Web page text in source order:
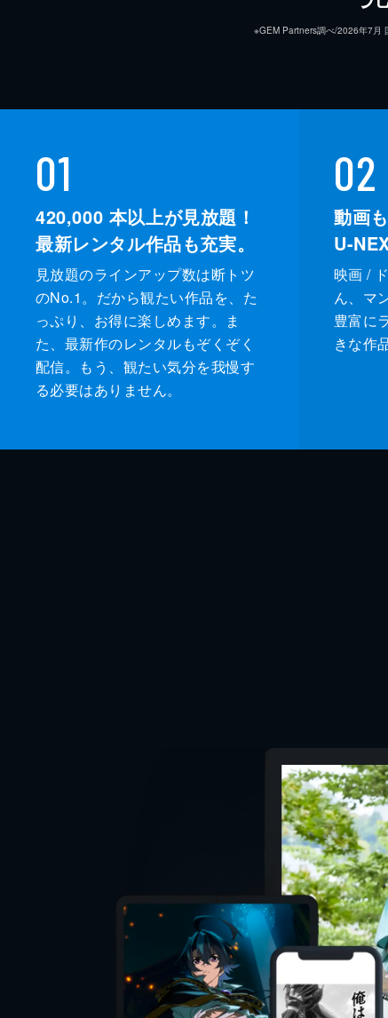
※GEM Partners調べ/2026年7⽉
01
420,000 本以上が見放題！
最新レンタル作品も充実。
見放題のラインアップ数は断トツ
のNo.1。だから観たい作品を、た
っぷり、お得に楽しめます。ま
た、最新作のレンタルもぞくぞく
配信。もう、観たい気分を我慢す
る必要はありません。
02
動画
U-
映画 /
ん、マ
豊富に
きな作